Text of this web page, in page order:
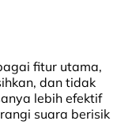
fitur utama,
dan tidak
lebih efektif
suara berisik